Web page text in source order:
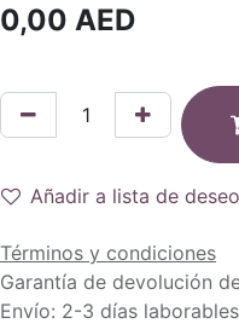
0,00 AED
Añadir a lista de
Términos y condiciones
Garantía de devolución
Envío: 2-3 días laborables